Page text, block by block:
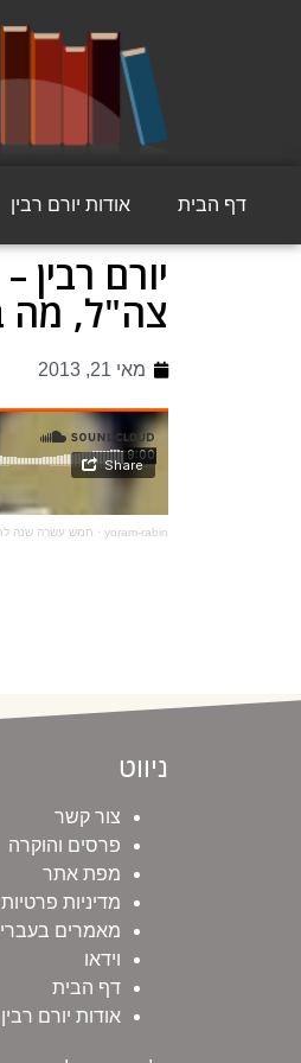
דף הבית אודות יורם רבין
יורם
צה"ל, מה בוער
מאי 21, 2013
yoram-rabin
· חמש עשרה שנה לחוק
ניווט
צור קשר
פרסים והוקרה
מפת אתר
מדיניות פרטיות
מאמרים
וידאו
דף הבית
אודות יורם רבין